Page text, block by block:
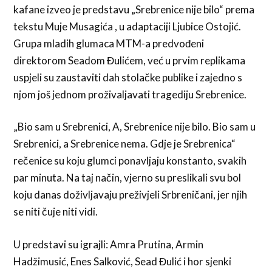
kafane izveo je predstavu „Srebrenice nije bilo“ prema
tekstu Muje Musagića , u adaptaciji Ljubice Ostojić.
Grupa mladih glumaca MTM-a predvođeni
direktorom Seadom Đulićem, već u prvim replikama
uspjeli su zaustaviti dah stolačke publike i zajedno s
njom još jednom proživaljavati tragediju Srebrenice.
„Bio sam u Srebrenici, A, Srebrenice nije bilo. Bio sam u
Srebrenici, a Srebrenice nema. Gdje je Srebrenica“
rečenice su koju glumci ponavljaju konstanto, svakih
par minuta. Na taj način, vjerno su preslikali svu bol
koju danas doživljavaju preživjeli Srbreničani, jer njih
se niti čuje niti vidi.
U predstavi su igrajli: Amra Prutina, Armin
Hadžimusić, Enes Salković, Sead Đulić i hor sjenki